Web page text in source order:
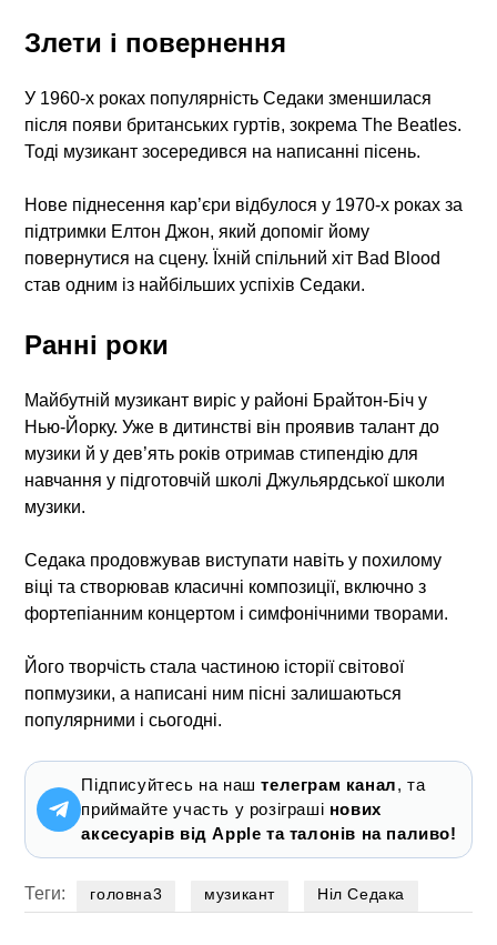
Злети і повернення
У 1960-х роках популярність Седаки зменшилася
після появи британських гуртів, зокрема The Beatles.
Тоді музикант зосередився на написанні пісень.
Нове піднесення кар’єри відбулося у 1970-х роках за
підтримки Елтон Джон, який допоміг йому
повернутися на сцену. Їхній спільний хіт Bad Blood
став одним із найбільших успіхів Седаки.
Ранні роки
Майбутній музикант виріс у районі Брайтон-Біч у
Нью-Йорку. Уже в дитинстві він проявив талант до
музики й у дев’ять років отримав стипендію для
навчання у підготовчій школі Джульярдської школи
музики.
Седака продовжував виступати навіть у похилому
віці та створював класичні композиції, включно з
фортепіанним концертом і симфонічними творами.
Його творчість стала частиною історії світової
попмузики, а написані ним пісні залишаються
популярними і сьогодні.
Підписуйтесь на наштелеграм канал, та
приймайте участь у розіграші нових
аксесуарів від Apple та талонів на паливо!
Теги: головна3 музикант Ніл Седака